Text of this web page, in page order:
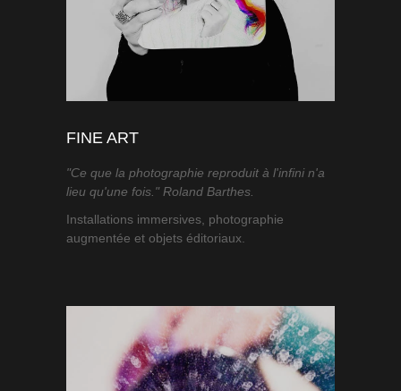
FINE ART
"Ce que la photographie reproduit à l'infini n'a
lieu qu'une fois." Roland Barthes.
Installations immersives, photographie
augmentée et objets éditoriaux.